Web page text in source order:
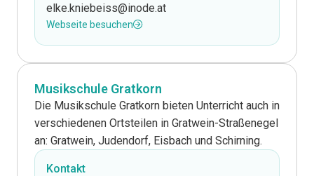
elke.kniebeiss@inode.at
Webseite besuchen
Musikschule Gratkorn
Die Musikschule Gratkorn bieten Unterricht auch in
verschiedenen Ortsteilen in Gratwein-Straßenegel
an: Gratwein, Judendorf, Eisbach und Schirning.
Kontakt